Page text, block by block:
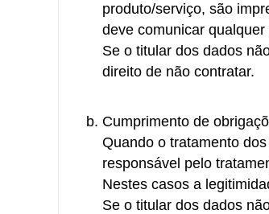
produto/serviço, são
deve comunicar
Se o titular dos dados
direito de não contratar.
Cumprimento de
Quando o tratamento
responsável pelo
Nestes casos a
Se o titular dos dados